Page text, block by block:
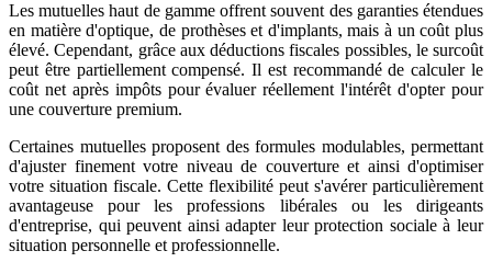
Les mutuelles haut de gamme offrent souvent des garanties étendues
en matière d'optique, de prothèses et d'implants, mais à un coût plus
élevé. Cependant, grâce aux déductions fiscales possibles, le surcoût
peut être partiellement compensé. Il est recommandé de calculer le
coût net après impôts pour évaluer réellement l'intérêt d'opter pour
une couverture premium.
Certaines mutuelles proposent des formules modulables, permettant
d'ajuster finement votre niveau de couverture et ainsi d'optimiser
votre situation fiscale. Cette flexibilité peut s'avérer particulièrement
avantageuse pour les professions libérales ou les dirigeants
d'entreprise, qui peuvent ainsi adapter leur protection sociale à leur
situation personnelle et professionnelle.